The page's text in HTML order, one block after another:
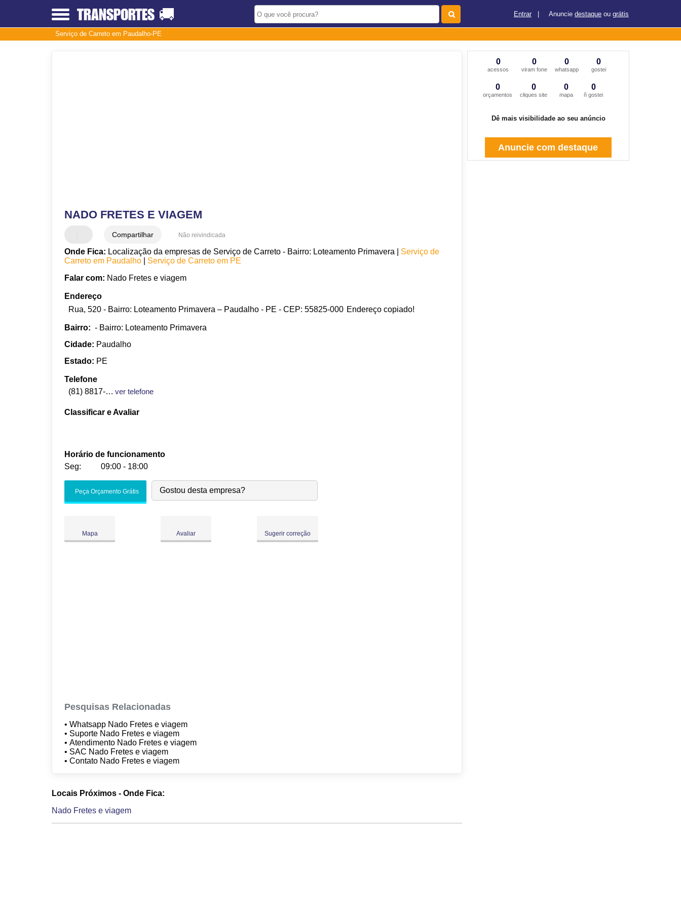
TRANSPORTES 🚚 Entrar Anuncie destaque ou grátis
Serviço de Carreto em Paudalho-PE
NADO FRETES E VIAGEM
Compartilhar Não reivindicada
Onde Fica: Localização da empresas de Serviço de Carreto - Bairro: Loteamento Primavera | Serviço de
Carreto em Paudalho
Serviço de Carreto em PE
Falar com: Nado Fretes e viagem
Endereço
Rua, 520 - Bairro: Loteamento Primavera – Paudalho - PE - CEP: 55825-000 Endereço copiado!
Bairro: - Bairro: Loteamento Primavera
Cidade: Paudalho
Estado: PE
Telefone
(81) 8817-9023
ver telefone
Classificar e Avaliar
Horário de funcionamento
Seg:
09:00 - 18:00
Sex:
Peça Orçamento Grátis Gostou desta empresa?
Mapa Avaliar Sugerir correção
Pesquisas Relacionadas
• Whatsapp Nado Fretes e viagem
• Suporte Nado Fretes e viagem
• Atendimento Nado Fretes e viagem
• SAC Nado Fretes e viagem
• Contato Nado Fretes e viagem
Locais Próximos - Onde Fica:
Nado Fretes e viagem
0
acessos
0
viram fone
0
whatsapp
0
gostei
0
orçamentos
0
cliques site
0
mapa
0
ñ gostei
Dê mais visibilidade ao seu anúncio
Anuncie com destaque